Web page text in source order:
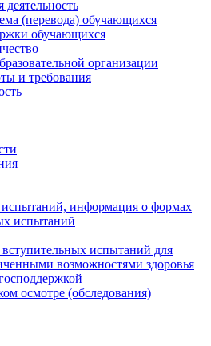
(перевода) обучающихся
обучающихся
организации
и требования
испытаний, информация о формах
испытаний
испытаний для
возможностями здоровья
осмотре (обследования)